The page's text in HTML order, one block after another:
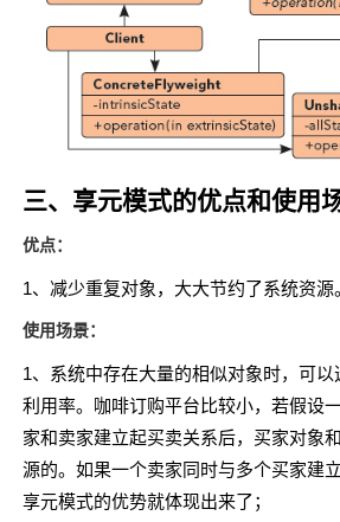
三、享元模式的优点和使用
优点：
1、减少重复对象，大大节约了系统资源
使用场景：
1、系统中存在大量的相似对象时，可
利用率。咖啡订购平台比较小，若假设
家和卖家建立起买卖关系后，买家对象
源的。如果一个卖家同时与多个买家建
享元模式的优势就体现出来了；